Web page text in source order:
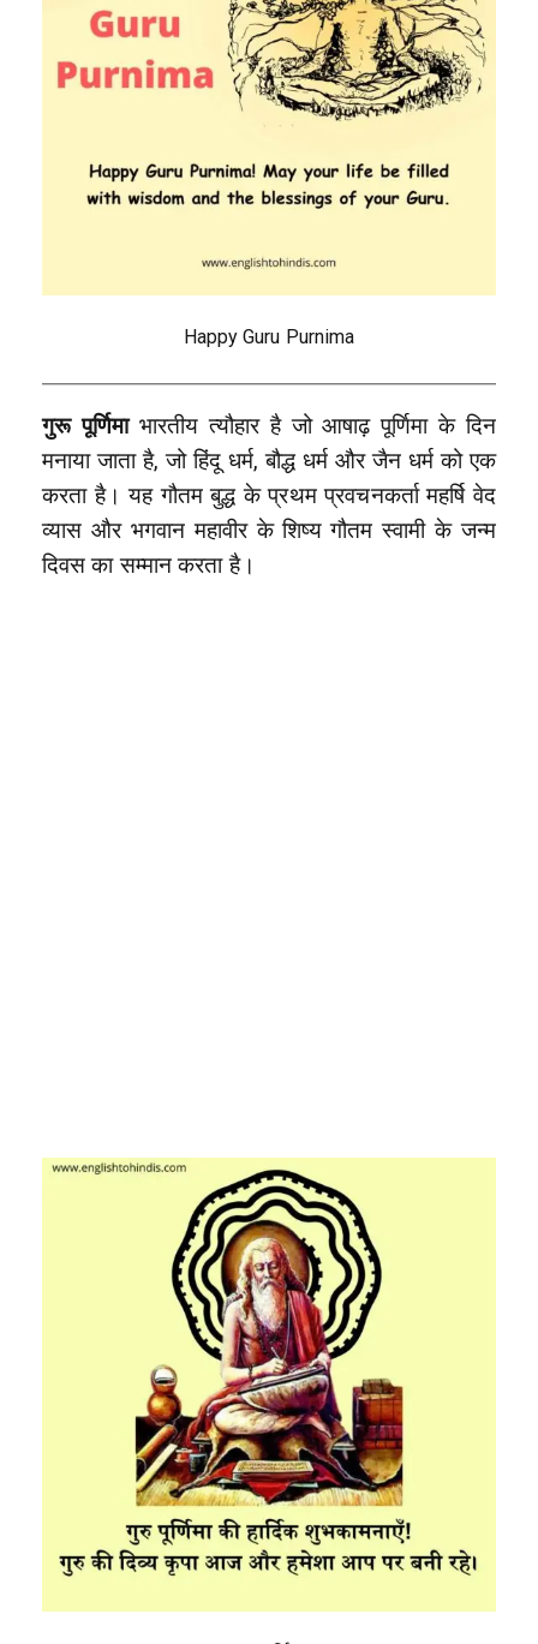
Happy Guru Purnima
गुरू पूर्णिमाभारतीय त्यौहार है जो आषाढ़ पूर्णिमा के दिन
मनाया जाता है, जो हिंदू धर्म, बौद्ध धर्म और जैन धर्म को एक
करता है। यह गौतम बुद्ध के प्रथम प्रवचनकर्ता महर्षि वेद
व्यास और भगवान महावीर के शिष्य गौतम स्वामी के जन्म
दिवस का सम्मान करता है।